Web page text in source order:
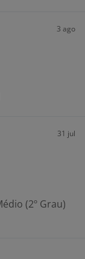
3 ago
31 jul
(2º Grau)